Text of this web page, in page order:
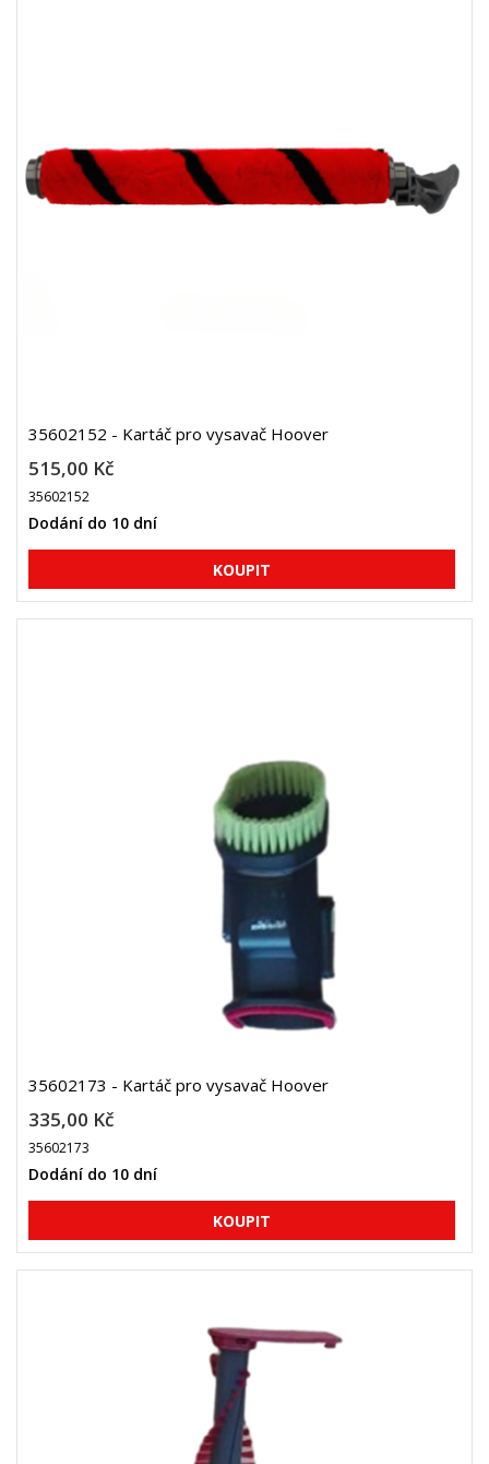
35602152 - Kartáč pro vysavač Hoover
515,00 Kč
35602152
Dodání do 10 dní
35602173 - Kartáč pro vysavač Hoover
335,00 Kč
35602173
Dodání do 10 dní